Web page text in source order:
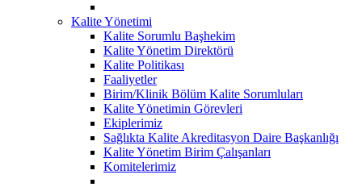
Kalite Yönetimi
Kalite Sorumlu Başhekim
Kalite Yönetim Direktörü
Kalite Politikası
Faaliyetler
Birim/Klinik Bölüm Kalite Sorumluları
Kalite Yönetimin Görevleri
Ekiplerimiz
Sağlıkta Kalite Akreditasyon Daire Başkanlığı
Kalite Yönetim Birim Çalışanları
Komitelerimiz